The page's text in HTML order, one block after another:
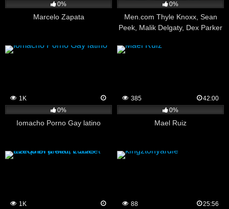
0%
Marcelo Zapata
0%
Men.com Thyle Knoxx, Sean
Peek, Malik Delgaty, Dex Parker
1K
0%
Iomacho Porno Gay latino
385
42:00
0%
Mael Ruiz
1K
88
25:56